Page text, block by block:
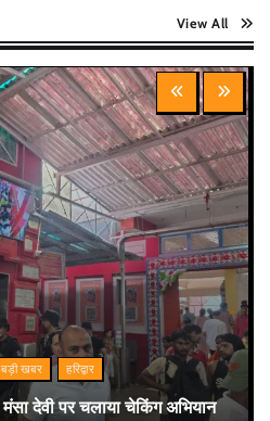
View All
बड़ी खबर हरिद्वार
देवी पर चलाया चेकिंग अभियान